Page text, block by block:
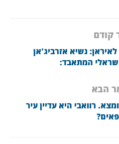
קודם
נשיא אזרביג'אן
המתאבד:
הבא
רוואבי היא עדיין עיר